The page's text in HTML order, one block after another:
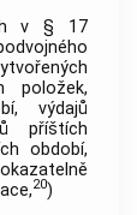
v § 17
položek,
výdajů
příštích
období,
20)